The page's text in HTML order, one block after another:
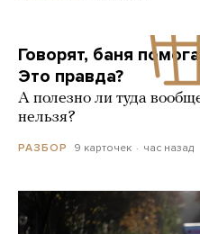
Говорят, баня
Это правда?
А полезно ли туда
нельзя?
РАЗБОР 9 карточек час назад